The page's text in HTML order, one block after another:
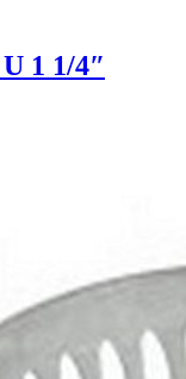
1 1/4″